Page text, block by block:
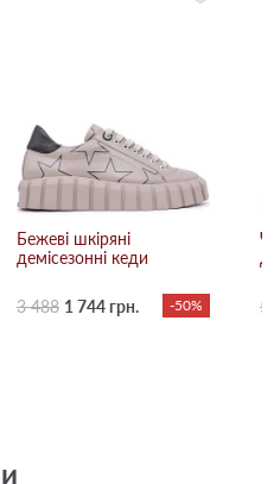
Бежевi шкіряні
демісезонні кеди
3 488 1 744 грн. -50% 5